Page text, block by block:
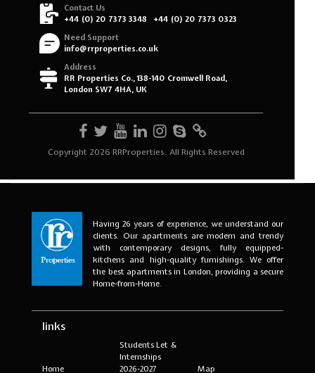
Having 26 years of experience, we understand our
clients. Our apartments are modern and trendy
with contemporary designs, fully equipped-
kitchens and high-quality furnishings. We offer
the best apartments in London, providing a secure
Home-from-Home.
links
Home
Students Let &
Internships
2026-2027
Map